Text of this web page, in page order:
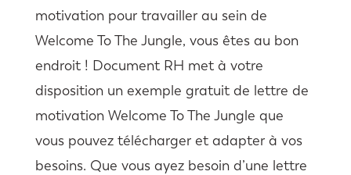
motivation pour travailler au sein de
Welcome To The Jungle, vous êtes au bon
endroit ! Document RH met à votre
disposition un exemple gratuit de lettre de
motivation Welcome To The Jungle que
vous pouvez télécharger et adapter à vos
besoins. Que vous ayez besoin d’une lettre